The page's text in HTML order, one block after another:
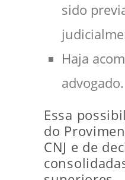
sido
Haja
advogado.
Essa
do
CNJ e de